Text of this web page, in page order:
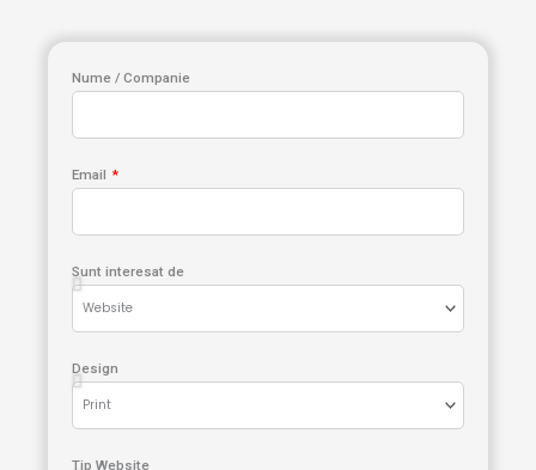
Nume / Companie
Email
Sunt interesat de
Design
Tip Website